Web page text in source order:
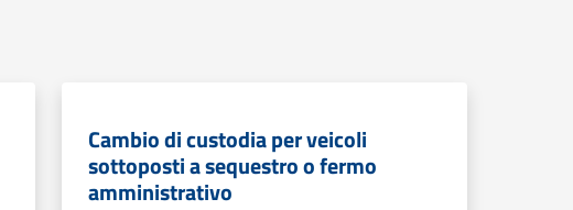
Cambio di custodia per veicoli
sottoposti a sequestro o fermo
amministrativo